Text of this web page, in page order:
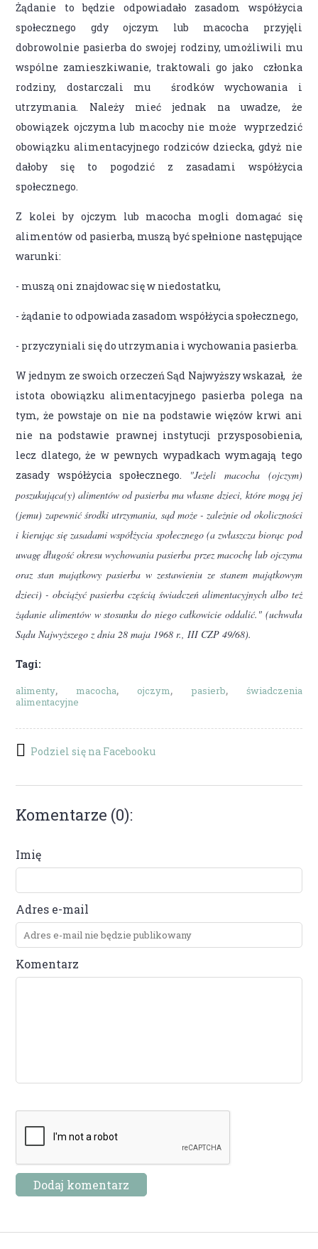
Żądanie to będzie odpowiadało zasadom współżycia
społecznego gdy ojczym lub macocha przyjęli
dobrowolnie pasierba do swojej rodziny, umożliwili mu
wspólne zamieszkiwanie, traktowali go jako członka
rodziny, dostarczali mu środków wychowania i
utrzymania. Należy mieć jednak na uwadze, że
obowiązek ojczyma lub macochy nie może wyprzedzić
obowiązku alimentacyjnego rodziców dziecka, gdyż nie
dałoby się to pogodzić z zasadami współżycia
społecznego.
Z kolei by ojczym lub macocha mogli domagać się
alimentów od pasierba, muszą być spełnione następujące
warunki:
- muszą oni znajdowac się w niedostatku,
- żądanie to odpowiada zasadom współżycia społecznego,
- przyczyniali się do utrzymania i wychowania pasierba.
W jednym ze swoich orzeczeń Sąd Najwyższy wskazał, że
istota obowiązku alimentacyjnego pasierba polega na
tym, że powstaje on nie na podstawie więzów krwi ani
nie na podstawie prawnej instytucji przysposobienia,
lecz dlatego, że w pewnych wypadkach wymagają tego
zasady współżycia społecznego.
"Jeżeli macocha (ojczym)
poszukująca(y) alimentów od pasierba ma własne dzieci, które mogą jej
(jemu) zapewnić środki utrzymania, sąd może - zależnie od okoliczności
i kierując się zasadami współżycia społecznego (a zwłaszcza biorąc pod
uwagę długość okresu wychowania pasierba przez macochę lub ojczyma
oraz stan majątkowy pasierba w zestawieniu ze stanem majątkowym
dzieci) - obciążyć pasierba częścią świadczeń alimentacyjnych albo też
żądanie alimentów w stosunku do niego całkowicie oddalić." (uchwała
Sądu Najwyższego z dnia 28 maja 1968 r., III CZP 49/68).
Tagi:
alimenty macocha ojczym pasierb
świadczenia
alimentacyjne
Podziel się na Facebooku
Komentarze (0):
Imię
Adres e-mail
Komentarz